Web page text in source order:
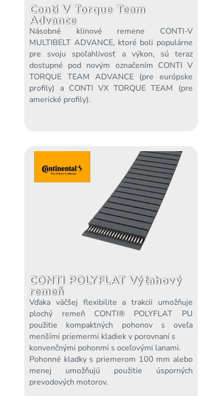
Conti V Torque Team
Advance
Násobné klinové remene CONTI-V
MULTIBELT ADVANCE, ktoré boli populárne
pre svoju spoľahlivosť a výkon, sú teraz
dostupné pod novým označením CONTI V
TORQUE TEAM ADVANCE (pre európske
profily) a CONTI VX TORQUE TEAM (pre
americké profily).
CONTI POLYFLAT Výťahový
remeň
Vďaka väčšej flexibilite a trakcii umožňuje
plochý remeň CONTI® POLYFLAT PU
použitie kompaktných pohonov s oveľa
menšími priemermi kladiek v porovnaní s
konvenčnými pohonmi s oceľovými lanami.
Pohonné kladky s priemerom 100 mm alebo
menej umožňujú použitie úsporných
prevodových motorov.